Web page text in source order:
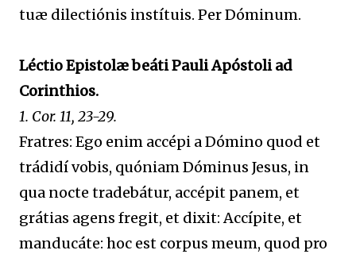
tuæ dilectiónis instítuis. Per Dóminum.
Léctio Epistolæ beáti Pauli Apóstoli ad
Corinthios.
1. Cor. 11, 23-29.
Fratres: Ego enim accépi a Dómino quod et
trádidí vobis, quóniam Dóminus Jesus, in
qua nocte tradebátur, accépit panem, et
grátias agens fregit, et dixit: Accípite, et
manducáte: hoc est corpus meum, quod pro